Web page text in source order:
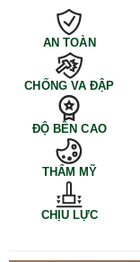
AN TOÀN
CHỐNG VA ĐẬP
ĐỘ BỀN CAO
THẨM MỸ
CHỊU LỰC